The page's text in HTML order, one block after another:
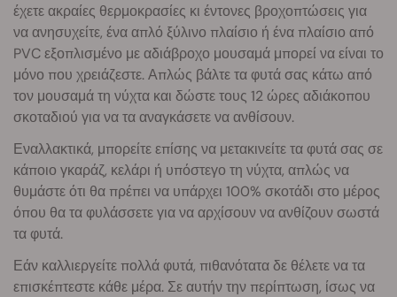
έχετε ακραίες θερμοκρασίες κι έντονες βροχοπτώσεις για
να ανησυχείτε, ένα απλό ξύλινο πλαίσιο ή ένα πλαίσιο από
PVC εξοπλισμένο με αδιάβροχο μουσαμά μπορεί να είναι το
μόνο που χρειάζεστε. Απλώς βάλτε τα φυτά σας κάτω από
τον μουσαμά τη νύχτα και δώστε τους 12 ώρες αδιάκοπου
σκοταδιού για να τα αναγκάσετε να ανθίσουν.
Εναλλακτικά, μπορείτε επίσης να μετακινείτε τα φυτά σας σε
κάποιο γκαράζ, κελάρι ή υπόστεγο τη νύχτα, απλώς να
θυμάστε ότι θα πρέπει να υπάρχει 100% σκοτάδι στο μέρος
όπου θα τα φυλάσσετε για να αρχίσουν να ανθίζουν σωστά
τα φυτά.
Εάν καλλιεργείτε πολλά φυτά, πιθανότατα δε θέλετε να τα
επισκέπτεστε κάθε μέρα. Σε αυτήν την περίπτωση, ίσως να